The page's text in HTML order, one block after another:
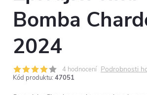
Bomba
2024
4 hodnocení Podrobnosti
Kód produktu: 47051